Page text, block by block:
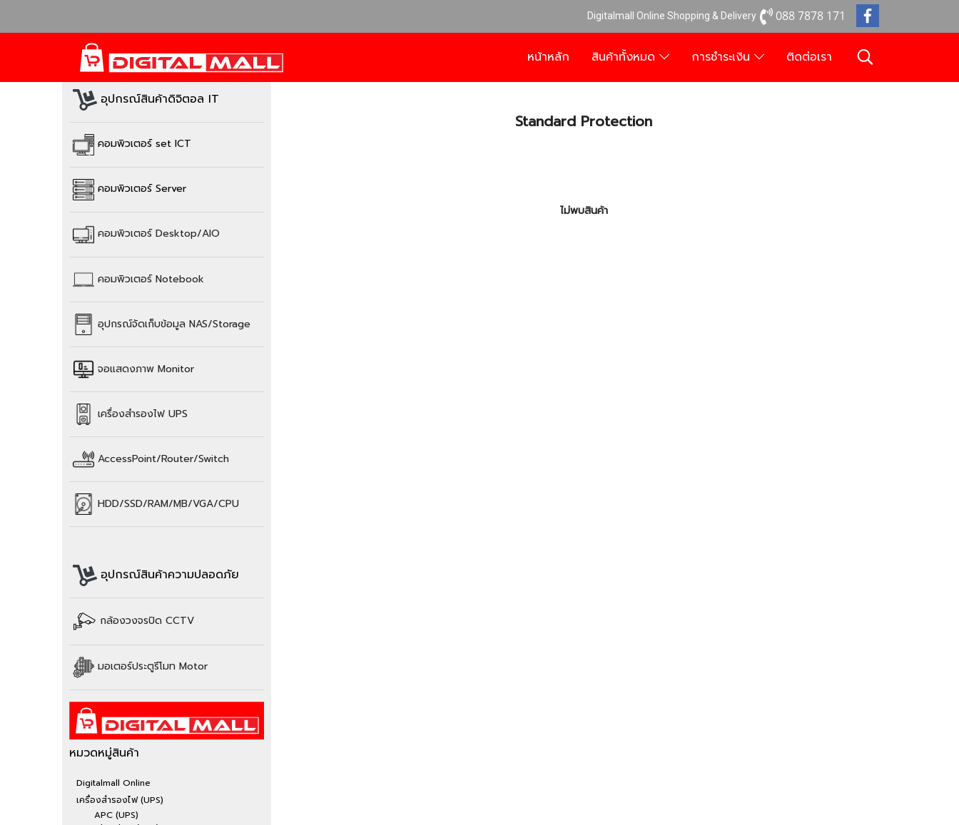
Digitalmall Online Shopping & Delivery 088 7878 171
หน้าหลัก สินค้าทั้งหมด การชำระเงิน ติดต่อเรา
Standard Protection
ไม่พบสินค้า
อุปกรณ์สินค้าดิจิตอล IT
คอมพิวเตอร์ set ICT
คอมพิวเตอร์ Server
คอมพิวเตอร์Desktop/AIO
คอมพิวเตอร์Notebook
อุปกรณ์จัดเก็บข้อมูล NAS/Storage
จอแสดงภาพ Monitor
เครื่องสำรองไฟ UPS
AccessPoint/Router/Switch
HDD/SSD/RAM/MฺB/VGA/CPU
อุปกรณ์สินค้าความปลอดภัย
กล้องวงจรปิด CCTV
มอเตอร์ประตูรีโมท Motor
หมวดหมู่สินค้า
Digitalmall Online
เครื่องสำรองไฟ (UPS)
APC (UPS)